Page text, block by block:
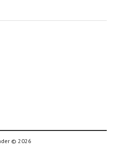
© 2026